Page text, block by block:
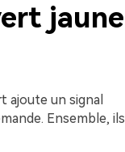
jaune
ajoute un signal
Ensemble, ils